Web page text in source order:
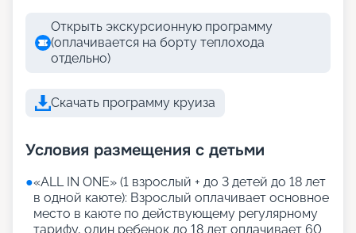
Открыть экскурсионную программу
(оплачивается на борту теплохода
отдельно)
Скачать программу круиза
Условия размещения с детьми
●«АLL IN ONE» (1 взрослый + до 3 детей до 18 лет
в одной каюте): Взрослый оплачивает основное
место в каюте по действующему регулярному
тарифу, один ребенок до 18 лет оплачивает 60